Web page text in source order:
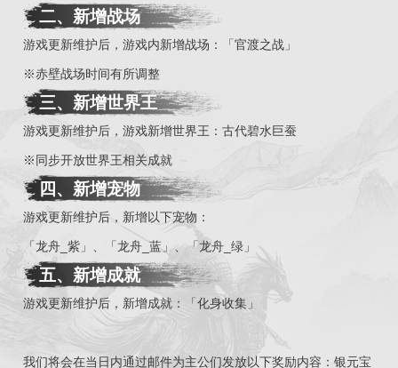
二、 新增战场
游戏更新维护后，游戏内新增战场：「官渡之战」
※赤壁战场时间有所调整
三、 新增世界王
游戏更新维护后，游戏新增世界王：古代碧水巨蚕
※同步开放世界王相关成就
四、 新增宠物
游戏更新维护后，新增以下宠物：
「龙舟_紫」、「龙舟_蓝」、「龙舟_绿」
五、 新增成就
游戏更新维护后，新增成就：「化身收集」
我们将会在当日内通过邮件为主公们发放以下奖励内容：银元宝